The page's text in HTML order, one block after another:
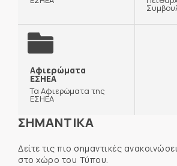
Αφιερώματα
ΕΣΗΕΑ
Τα Αφιερώματα της
ΕΣΗΕΑ
ΣΗΜΑΝΤΙΚΑ
Δείτε τις πιο σημαντικές
στο χώρο του Τύπου.